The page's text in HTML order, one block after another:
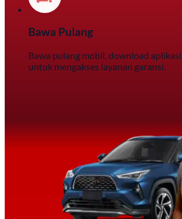
Bawa Pulang
Bawa pulang mobil, download
untuk mengakses layanan garansi.